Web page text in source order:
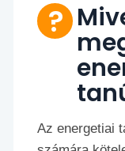
Az energetiai